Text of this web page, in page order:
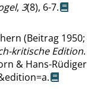
, 3(8), 6-7.
(Beitrag 1950;
kritische Edition.
& Hans-Rüdiger
.